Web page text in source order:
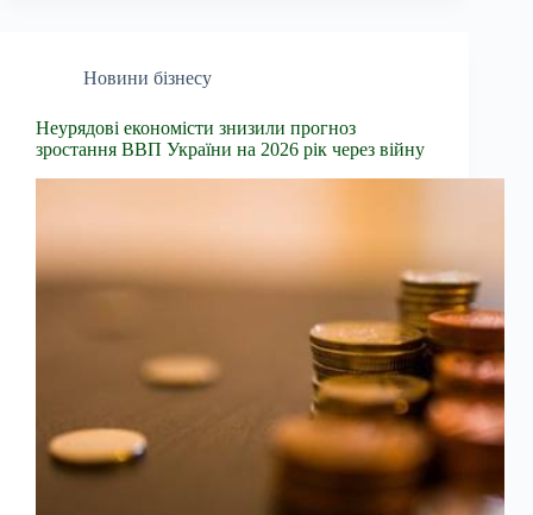
Новини бізнесу
Неурядові економісти знизили прогноз
зростання ВВП України на 2026 рік через війну